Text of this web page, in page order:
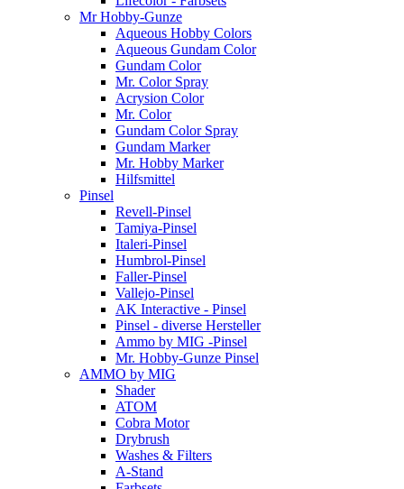
Mr Hobby-Gunze
Aqueous Hobby Colors
Aqueous Gundam Color
Gundam Color
Mr. Color Spray
Acrysion Color
Mr. Color
Gundam Color Spray
Gundam Marker
Mr. Hobby Marker
Hilfsmittel
Pinsel
Revell-Pinsel
Tamiya-Pinsel
Italeri-Pinsel
Humbrol-Pinsel
Faller-Pinsel
Vallejo-Pinsel
AK Interactive - Pinsel
Pinsel - diverse Hersteller
Ammo by MIG -Pinsel
Mr. Hobby-Gunze Pinsel
AMMO by MIG
Shader
ATOM
Cobra Motor
Drybrush
Washes & Filters
A-Stand